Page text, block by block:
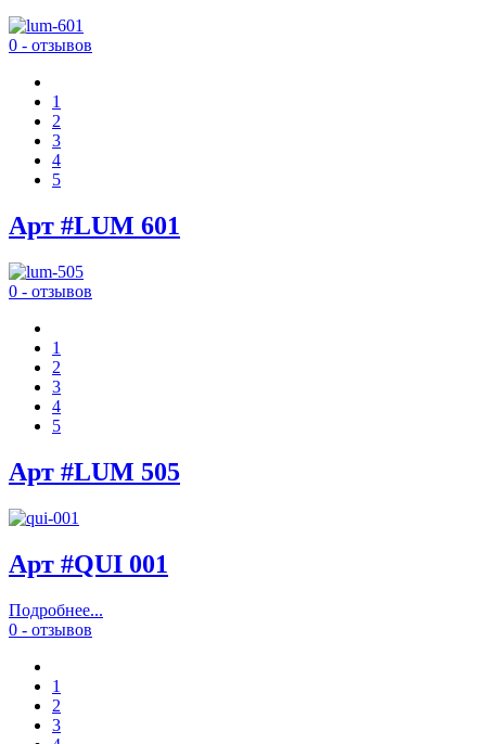
0 - отзывов
1
2
3
4
5
Арт #LUM 601
0 - отзывов
1
2
3
4
5
Арт #LUM 505
Арт #QUI 001
Подробнее...
0 - отзывов
1
2
3